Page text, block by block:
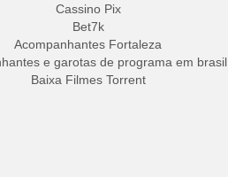
Cassino Pix
Bet7k
Acompanhantes Fortaleza
e garotas de programa em brasil
Baixa Filmes Torrent